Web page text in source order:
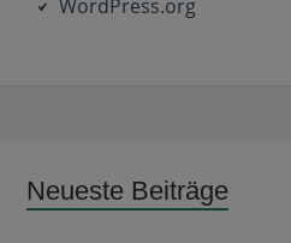
WordPress.org
Subsidiary
Neueste Beiträge